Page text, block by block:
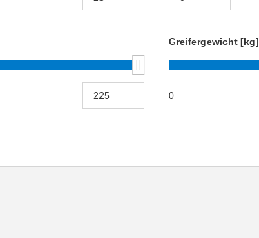
Greifergewicht [kg]
0